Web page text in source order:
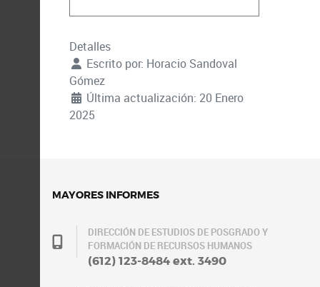
Detalles
Escrito por: Horacio Sandoval
Gómez
Última actualización: 20 Enero
2025
MAYORES INFORMES
DIRECCIÓN DE ESTUDIOS DE POSGRADO Y
FORMACIÓN DE RECURSOS HUMANOS
(612) 123-8484 ext. 3490